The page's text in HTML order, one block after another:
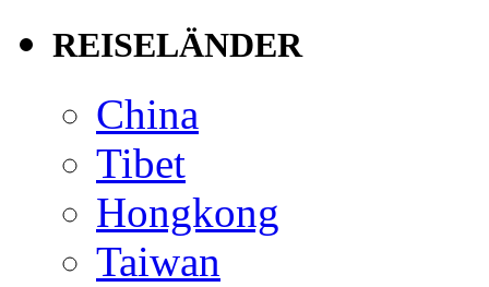
REISELÄNDER
China
Tibet
Hongkong
Taiwan